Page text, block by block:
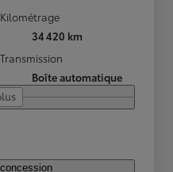
Kilométrage
34 420 km
Transmission
Boîte automatique